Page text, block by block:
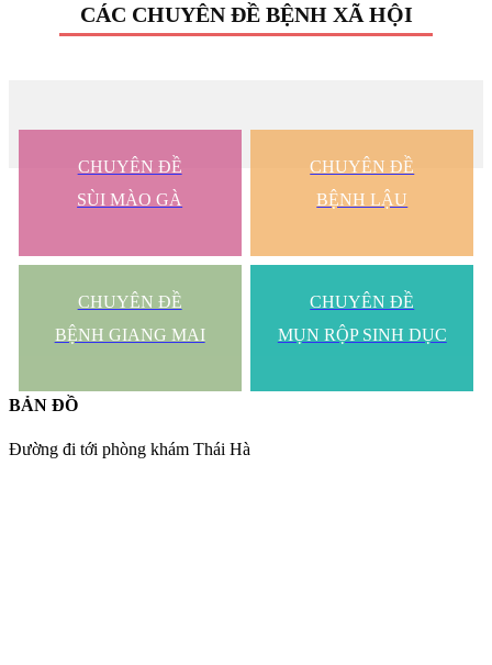
CÁC CHUYÊN ĐỀ BỆNH XÃ HỘI
CHUYÊN ĐỀ
SÙI MÀO GÀ
CHUYÊN ĐỀ
BỆNH LẬU
CHUYÊN ĐỀ
BỆNH GIANG MAI
CHUYÊN ĐỀ
MỤN RỘP SINH DỤC
BẢN ĐỒ
Đường đi tới phòng khám Thái Hà